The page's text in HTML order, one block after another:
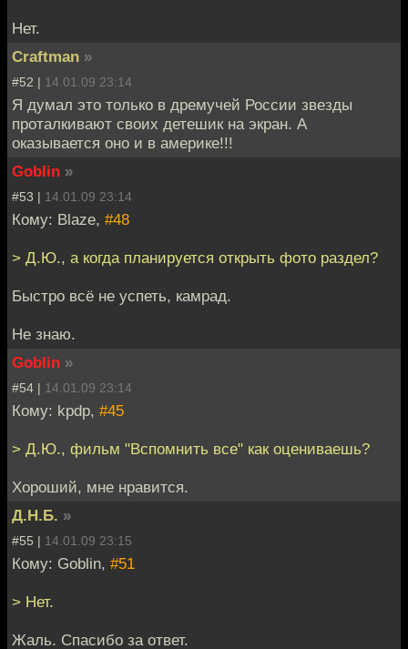
Нет.
Craftman »
#52 | 14.01.09 23:14
Я думал это только в дремучей России звезды
проталкивают своих детешик на экран. А
оказывается оно и в америке!!!
Goblin »
#53 | 14.01.09 23:14
Кому: Blaze, #48
> Д.Ю., а когда планируется открыть фото раздел?
Быстро всё не успеть, камрад.
Не знаю.
Goblin »
#54 | 14.01.09 23:14
Кому: kpdp, #45
> Д.Ю., фильм "Вспомнить все" как оцениваешь?
Хороший, мне нравится.
Д.Н.Б. »
#55 | 14.01.09 23:15
Кому: Goblin, #51
> Нет.
Жаль. Спасибо за ответ.